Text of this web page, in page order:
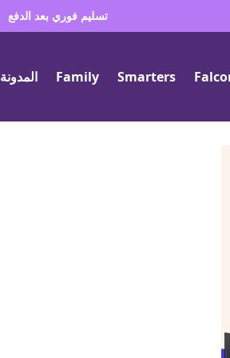
تسليم فوري بعد الدفع
Smarters
Family المدونة